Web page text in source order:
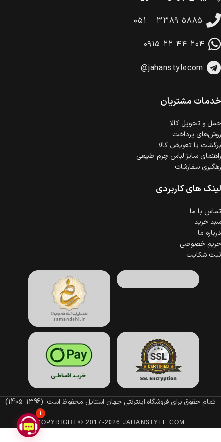
۰۵۱ – ۳۳۸۹ ۵۸۸۵
۰۹۱۵ ۲۲ ۴۴ ۲۰۴
@jahanstylecom
خدمات مشتریان
حمل‌ و تحویل کالا
روش‌های پرداخت
برگشت یا تعویض کالا
راهنمای سایز لباس چرم طبیعی
رهگیری سفارشات
لینک های کاربردی
تماس با ما
سبد خرید
درباره ما
حریم خصوصی
ثبت شکایت
تمام حقوق برای فروشگاه اینترنتی جهان استایل محفوظ است. (1396–1405)
COPYRIGHT © 2017-2026 JAHANSTYLE.COM
1